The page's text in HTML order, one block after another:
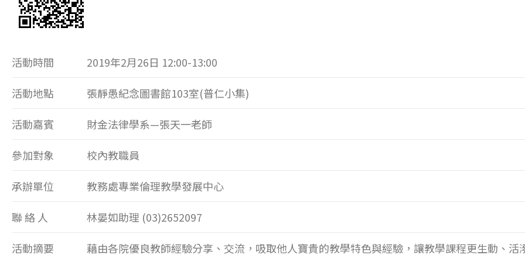
活動時間 2019年2月26日 12:00-13:00
活動地點 張靜愚紀念圖書館103室(普仁小集)
活動嘉賓 財金法律學系—張天一老師
參加對象 校內教職員
承辦單位 教務處專業倫理教學發展中心
聯 絡 人 林晏如助理 (03)2652097
活動摘要 藉由各院優良教師經驗分享、交流，吸取他人寶貴的教學特色與經驗，讓教學課程更生動、活